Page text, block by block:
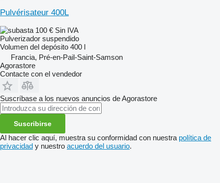
Pulvérisateur 400L
100 € Sin IVA
Pulverizador suspendido
Volumen del depósito 400 l
Francia, Pré-en-Pail-Saint-Samson
Agorastore
Contacte con el vendedor
Suscríbase a los nuevos anuncios de Agorastore
Suscribirse
Al hacer clic aquí, muestra su conformidad con nuestra política de
privacidad y nuestro acuerdo del usuario.